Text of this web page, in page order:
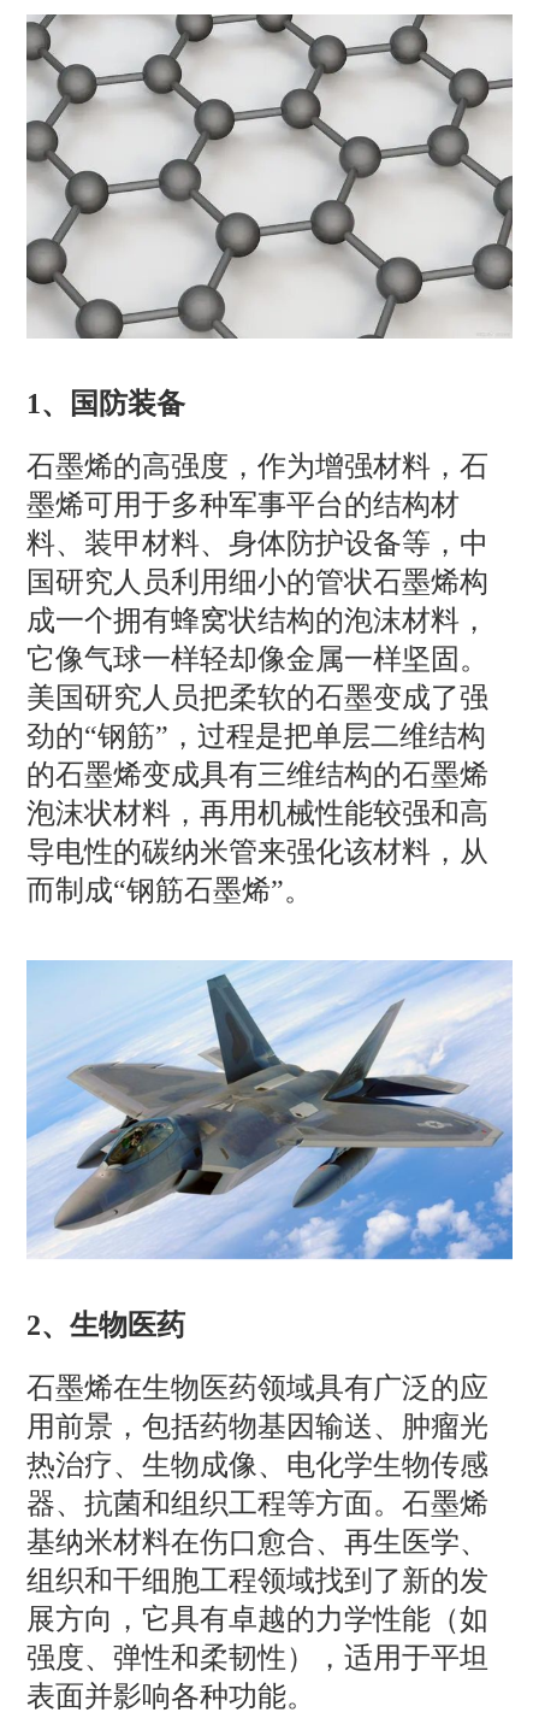
1、
国防装备
石墨烯的高强度，作为增强材料，石
墨烯可用于多种军事平台的结构材
料、装甲材料、身体防护设备等，中
国研究人员利用细小的管状石墨烯构
成一个拥有蜂窝状结构的泡沫材料，
它像气球一样轻却像金属一样坚固。
美国研究人员把柔软的石墨变成了强
劲的“钢筋”，过程是把单层二维结构
的石墨烯变成具有三维结构的石墨烯
泡沫状材料，再用机械性能较强和高
导电性的碳纳米管来强化该材料，从
而制成“钢筋石墨烯”。
2、生物医药
石墨烯在生物医药领域具有广泛的应
用前景，包括药物基因输送、肿瘤光
热治疗、生物成像、电化学生物传感
器、抗菌和组织工程等方面。石墨烯
基纳米材料在伤口愈合、再生医学、
组织和干细胞工程领域找到了新的发
展方向，它具有卓越的力学性能（如
强度、弹性和柔韧性），适用于平坦
表面并影响各种功能。